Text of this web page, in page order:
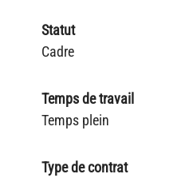
Statut
Cadre
Temps de travail
Temps plein
Type de contrat